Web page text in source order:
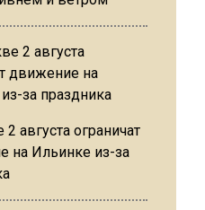
августа ограничат
на Ильинке из-за